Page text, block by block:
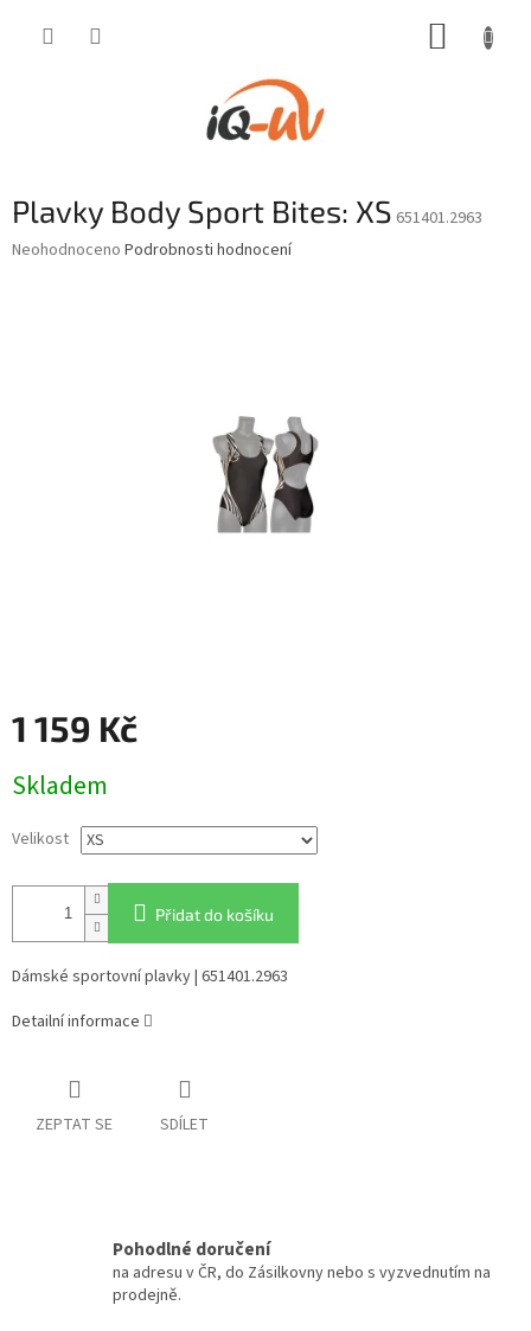
Plavky Body Sport Bites: XS 651401.2963
Průměrné
Neohodnoceno Podrobnosti hodnocení
1 159 Kč
cena:
Skladem
Velikost
Přidat do košíku
Dámské sportovní plavky | 651401.2963
Detailní informace
ZEPTAT SE SDÍLET
Pohodlné doručení
na adresu v ČR, do Zásilkovny nebo s vyzvednutím na
prodejně.